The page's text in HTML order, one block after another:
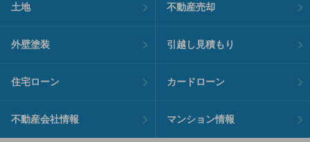
土地 不動産売却
外壁塗装 引越し見積もり
住宅ローン カードローン
不動産会社情報 マンション情報